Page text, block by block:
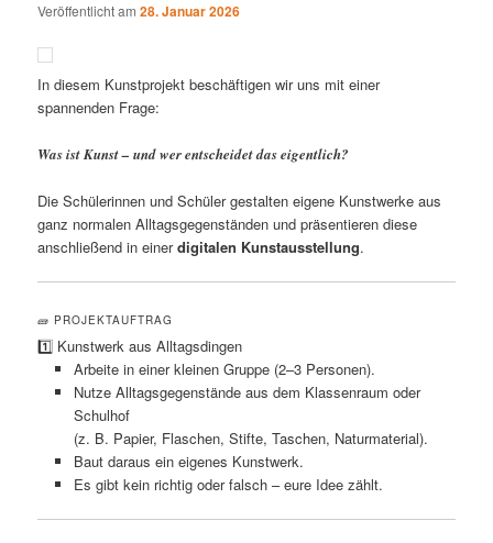
Veröffentlicht am28. Januar 2026
In diesem Kunstprojekt beschäftigen wir uns mit einer
spannenden Frage:
Was ist Kunst – und wer entscheidet das eigentlich?
Die Schülerinnen und Schüler gestalten eigene Kunstwerke aus
ganz normalen Alltagsgegenständen und präsentieren diese
anschließend in einerdigitalen Kunstausstellung.
🧱 PROJEKTAUFTRAG
1️⃣ Kunstwerk aus Alltagsdingen
Arbeite in einer kleinen Gruppe (2–3 Personen).
Nutze Alltagsgegenstände aus dem Klassenraum oder
Schulhof
(z. B. Papier, Flaschen, Stifte, Taschen, Naturmaterial).
Baut daraus ein eigenes Kunstwerk.
Es gibt kein richtig oder falsch – eure Idee zählt.